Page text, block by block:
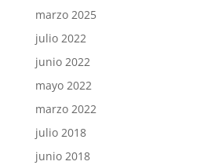
marzo 2025
julio 2022
junio 2022
mayo 2022
marzo 2022
julio 2018
junio 2018